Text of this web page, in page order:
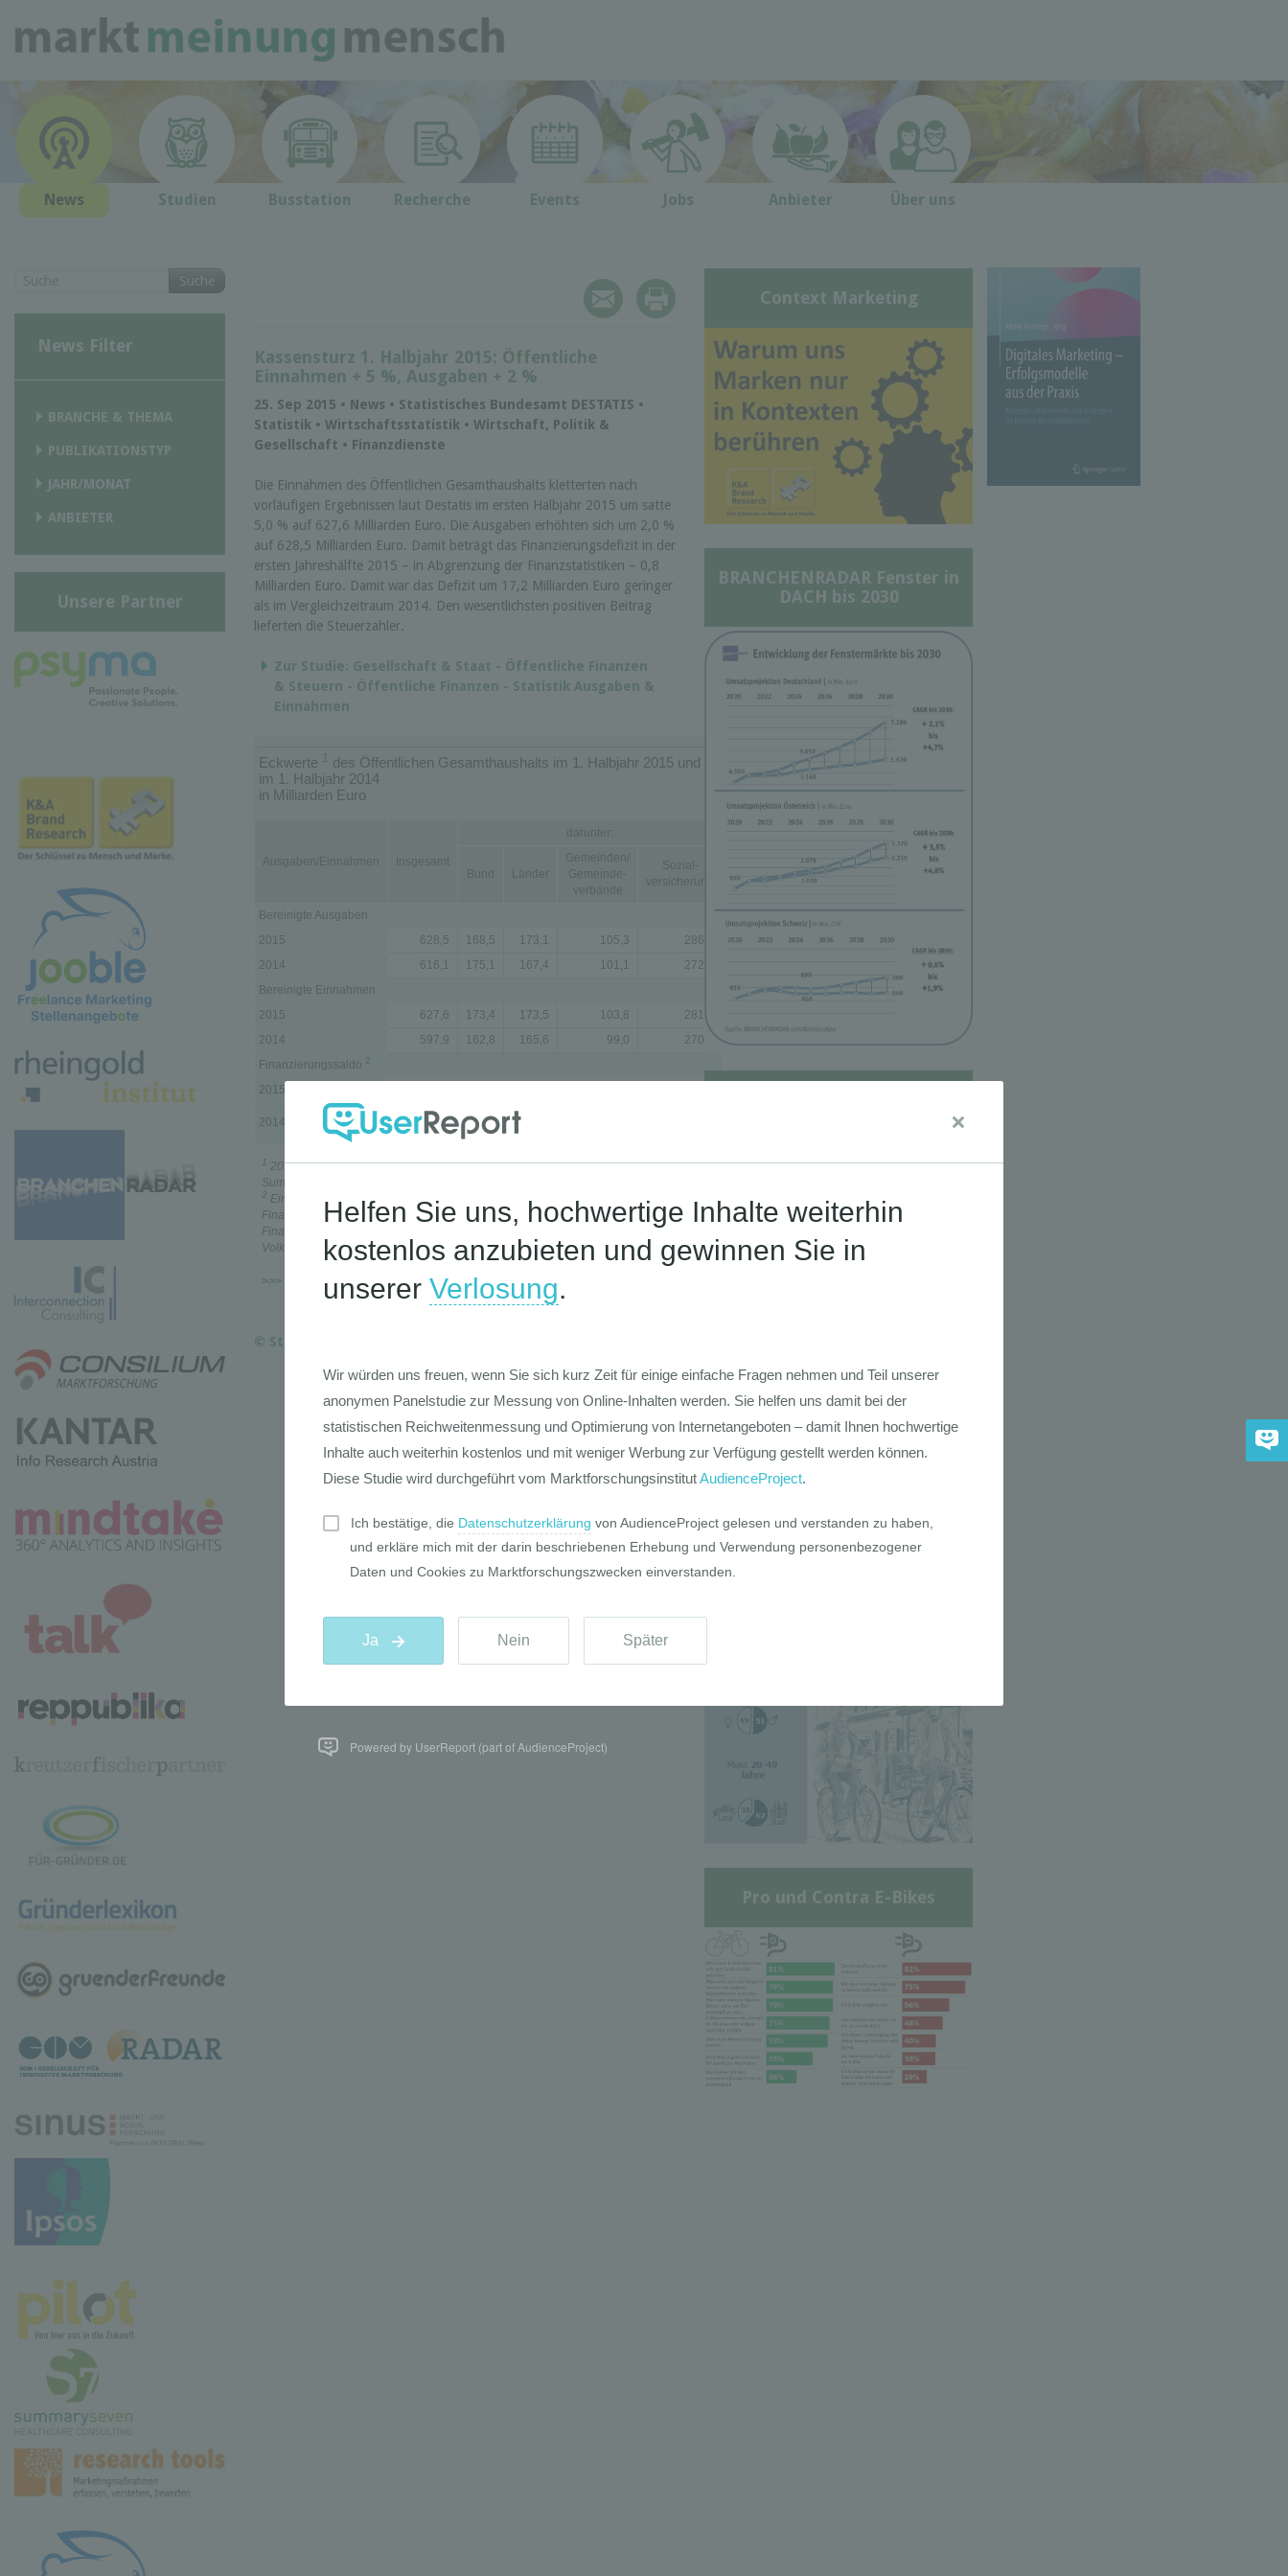
News Studien Busstation Recherche Events Jobs Anbieter Über uns
Kassensturz 1. Halbjahr 2015: Öffentliche
Einnahmen + 5 %, Ausgaben + 2 %
25. Sep 2015 • News • Statistisches Bundesamt DESTATIS •
Statistik • Wirtschaftsstatistik • Wirtschaft, Politik &
Gesellschaft • Finanzdienste
Die Einnahmen des Öffentlichen Gesamthaushalts kletterten nach
vorläufigen Ergebnissen laut Destatis im ersten Halbjahr 2015 um satte
5,0 % auf 627,6 Milliarden Euro. Die Ausgaben erhöhten sich um 2,0 %
auf 628,5 Milliarden Euro. Damit beträgt das Finanzierungsdefizit in der
ersten Jahreshälfte 2015 – in Abgrenzung der Finanzstatistiken – 0,8
Milliarden Euro. Damit war das Defizit um 17,2 Milliarden Euro geringer
als im Vergleichzeitraum 2014. Den wesentlichsten positiven Beitrag
lieferten die Steuerzahler.
Zur Studie: Gesellschaft & Staat - Öffentliche Finanzen
& Steuern - Öffentliche Finanzen - Statistik Ausgaben &
Einnahmen
Eckwerte 1 des Öffentlichen Gesamthaushalts im 1. Halbjahr 2015 und
im 1. Halbjahr 2014
in Milliarden Euro
Ausgaben/Einnahmen Insgesamt
darunter:
Bund Länder
Gemeinden/
Gemeinde-
verbände
Sozial-
versicherung
1 2015 vorläufige Ergebnisse, 2014 revidierte Ergebnisse. Abweichungen in den
Summen durch Rundungen.
2 Einschließlich Saldo der haushaltstechnischen Verrechnungen. Der
Finanzierungssaldo des Öffentlichen Gesamthaushalts in Abgrenzung der
Finanzstatistiken ist nicht identisch mit dem Finanzierungssaldo des Staates der
Volkswirtschaftlichen Gesamtrechnungen.
>>> Zur gesamten Presseaussendung <<<
Bereinigte Ausgaben
2015
628,5 168,5 173,1 105,3
286,3
2014
616,1 175,1 167,4 101,1
272,7
Bereinigte Einnahmen
2015
627,6 173,4 173,5 103,8
281,6
2014
597,9 162,8 165,6 99,0
270,8
Finanzierungssaldo 2
2015
2014 – 18,1
–
12,3
© Statistisches Bundesamt
Suche
News Filter
BRANCHE & THEMA
PUBLIKATIONSTYP
JAHR/MONAT
ANBIETER
Unsere Partner
Context Marketing
BRANCHENRADAR Fenster in
DACH bis 2030
Deutschen 2030
Pro und Contra E-Bikes
Powered by UserReport (part of AudienceProject)